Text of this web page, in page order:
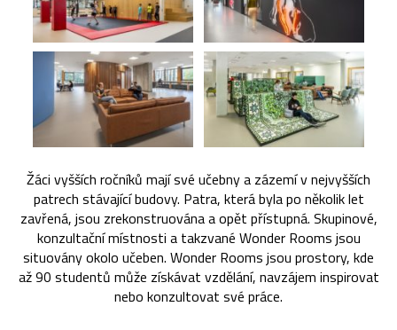
Žáci vyšších ročníků mají své učebny a zázemí v nejvyšších
patrech stávající budovy. Patra, která byla po několik let
zavřená, jsou zrekonstruována a opět přístupná. Skupinové,
konzultační místnosti a takzvané Wonder Rooms jsou
situovány okolo učeben. Wonder Rooms jsou prostory, kde
až 90 studentů může získávat vzdělání, navzájem inspirovat
nebo konzultovat své práce.